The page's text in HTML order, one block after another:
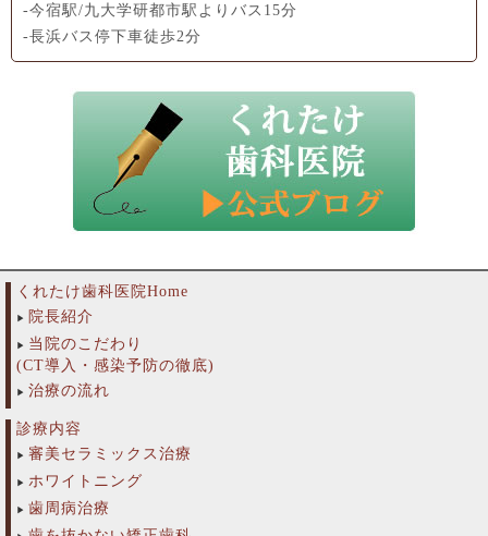
-今宿駅/九大学研都市駅よりバス15分
-長浜バス停下車徒歩2分
くれたけ歯科医院Home
院長紹介
当院のこだわり
(CT導入・感染予防の徹底)
治療の流れ
診療内容
審美セラミックス治療
ホワイトニング
歯周病治療